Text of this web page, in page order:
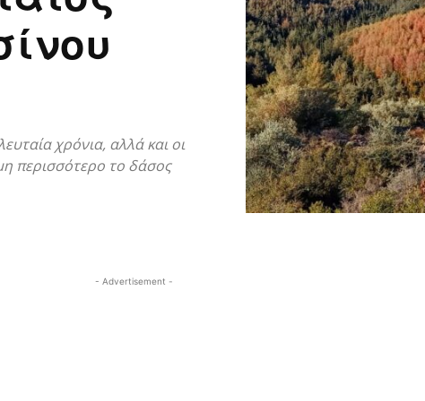
χρόνια, αλλά και οι
περισσότερο το δάσος
- Advertisement -